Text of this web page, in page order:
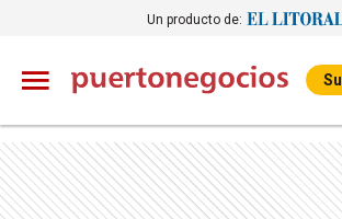
Un producto de: